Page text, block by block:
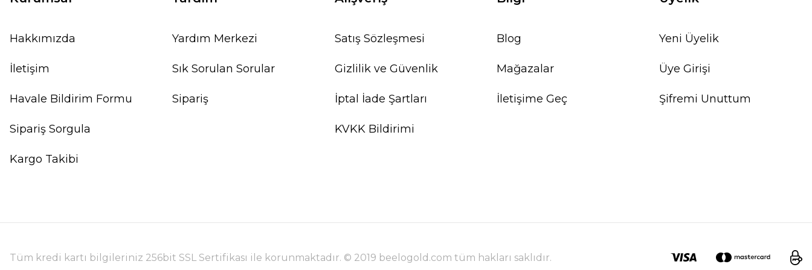
Hakkımızda
İletişim
Havale Bildirim Formu
Sipariş Sorgula
Kargo Takibi
Yardım Merkezi
Sık Sorulan Sorular
Sipariş
Satış Sözleşmesi
Gizlilik ve Güvenlik
İptal İade Şartları
KVKK Bildirimi
Blog
Mağazalar
İletişime Geç
Yeni Üyelik
Üye Girişi
Şifremi Unuttum
Tüm kredi kartı bilgileriniz 256bit SSL Sertifikası ile korunmaktadır. © 2019 beelogold.com tüm hakları saklıdır.